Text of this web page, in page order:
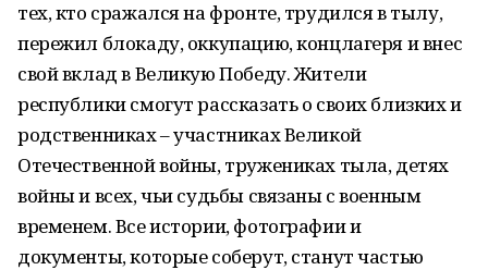
тех, кто сражался на фронте, трудился в тылу,
пережил блокаду, оккупацию, концлагеря и внес
свой вклад в Великую Победу. Жители
республики смогут рассказать о своих близких и
родственниках – участниках Великой
Отечественной войны, тружениках тыла, детях
войны и всех, чьи судьбы связаны с военным
временем. Все истории, фотографии и
документы, которые соберут, станут частью